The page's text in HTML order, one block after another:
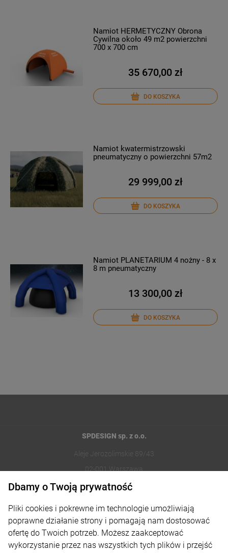
Namiot HERMETYCZNY Obrona
Cywilna około 49 m2 powierzchni
700 x 700 cm
35 670,00 zł
DO KOSZYKA
Namiot kwatermistrzowski
pneumatyczny o powierzchni 57m2
29 999,00 zł
DO KOSZYKA
Namiot PLANETARIUM 4 nożny - 8 x
8 m pneumatyczny
13 300,00 zł
DO KOSZYKA
SPDESIGN sp. z o.o.
Aleje Jerozolimskie 89/43
02-001 Warszawa
sklep@reklamydrukarnia.pl
Moje konto
Dbamy o Twoją prywatność
Pliki cookies i pokrewne im technologie umożliwiają
poprawne działanie strony i pomagają nam dostosować
ofertę do Twoich potrzeb. Możesz zaakceptować
wykorzystanie przez nas wszystkich tych plików i przejść